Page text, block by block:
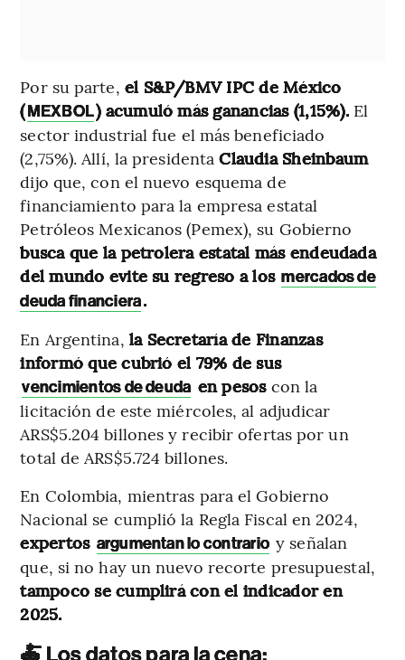
Por su parte, el S&P/BMV IPC de México
(MEXBOL) acumuló más ganancias (1,15%). El
sector industrial fue el más beneficiado
(2,75%). Allí, la presidentaClaudia Sheinbaum
dijo que, con el nuevo esquema de
financiamiento para la empresa estatal
Petróleos Mexicanos (Pemex), su Gobierno
busca que la petrolera estatal más endeudada
del mundo evite su regreso a los mercados de
deuda financiera.
En Argentina, la Secretaría de Finanzas
informó que cubrió el 79% de sus
vencimientos de deuda en pesoscon la
licitación de este miércoles, al adjudicar
ARS$5.204 billones y recibir ofertas por un
total de ARS$5.724 billones.
En Colombia, mientras para el Gobierno
Nacional se cumplió la Regla Fiscal en 2024,
expertos argumentan lo contrario y señalan
que, si no hay un nuevo recorte presupuestal,
tampoco se cumplirá con el indicador en
2025.
🍝 Los datos para la cena: